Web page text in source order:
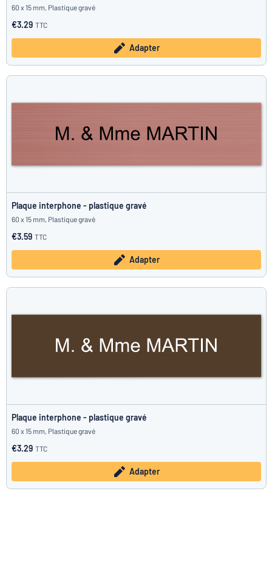
60 x 15 mm, Plastique gravé
€3.29 TTC
Adapter
Plaque interphone - plastique gravé
60 x 15 mm, Plastique gravé
€3.59 TTC
Adapter
Plaque interphone - plastique gravé
60 x 15 mm, Plastique gravé
€3.29 TTC
Adapter